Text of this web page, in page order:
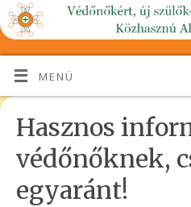
MENÜ
Hasznos
védőnőknek,
egyaránt!